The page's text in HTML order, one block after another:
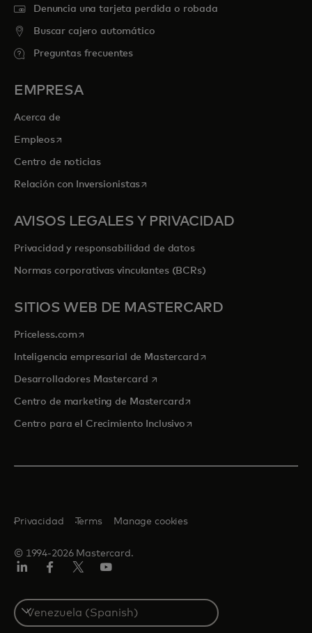
Denuncia una tarjeta perdida o robada
Buscar cajero automático
Preguntas frecuentes
EMPRESA
Acerca de
Empleosse abre en una pestaña nueva
Centro de noticias
Relación con Inversionistasse abre en una pestaña nueva
AVISOS LEGALES Y PRIVACIDAD
Privacidad y responsabilidad de datos
Normas corporativas vinculantes (BCRs)
SITIOS WEB DE MASTERCARD
Priceless.com se abre en una pestaña nueva
Inteligencia empresarial de Mastercardse abre en una pestaña
Desarrolladores Mastercard se abre en una pestaña nueva
Centro de marketing de Mastercardse abre en una pestaña
Centro para el Crecimiento Inclusivose abre en una pestaña
© 1994-2026 Mastercard.
Privacidad Terms Manage cookies
Select
a
country